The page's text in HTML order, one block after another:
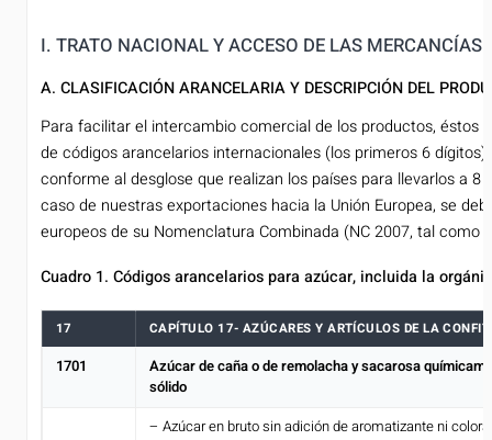
I. TRATO NACIONAL Y ACCESO DE LAS MERCANCÍAS
A. CLASIFICACIÓN ARANCELARIA Y DESCRIPCIÓN DEL
Para facilitar el intercambio comercial de los productos, éstos
de códigos arancelarios internacionales (los primeros 6
conforme al desglose que realizan los países para llevarlos a 8
caso de nuestras exportaciones hacia la Unión Europea, se
europeos de su Nomenclatura Combinada (NC 2007, tal como
Cuadro 1. Códigos arancelarios para azúcar, incluida la
17 CAPÍTULO 17- AZÚCARES Y ARTÍCULOS DE LA
1701
Azúcar de caña o de remolacha y sacarosa
sólido
– Azúcar en bruto sin adición de aromatizante ni